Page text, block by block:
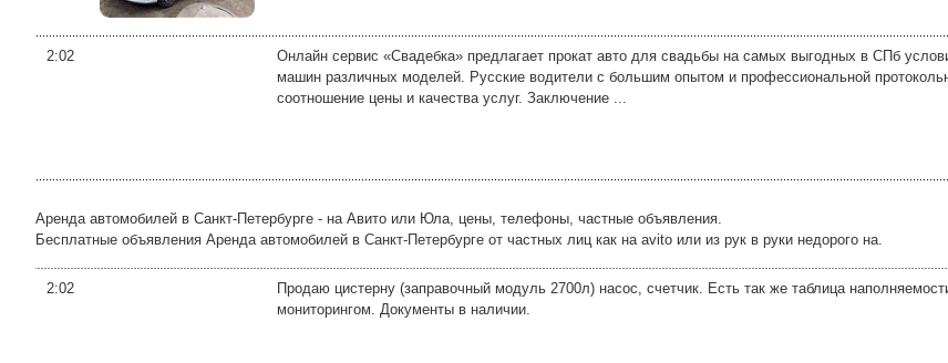
2:02
Онлайн сервис «Свадебка» предлагает прокат авто для свадьбы на самых выгодных в СПб
машин различных моделей. Русские водители с большим опытом и профессиональной
соотношение цены и качества услуг. Заключение ...
Аренда автомобилей в Санкт-Петербурге - на Авито или Юла, цены, телефоны, частные объявления.
Бесплатные объявления Аренда автомобилей в Санкт-Петербурге от частных лиц как на avito или из рук в руки недорого на.
2:02
Продаю цистерну (заправочный модуль 2700л) насос, счетчик. Есть так же таблица
мониторингом. Документы в наличии.